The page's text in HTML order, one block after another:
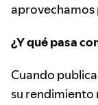
¿Y qué pasa
Cuando
su rendimiento